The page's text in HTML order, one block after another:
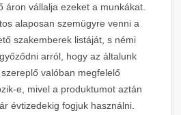
áron vállalja ezeket a munkákat.
alaposan szemügyre venni a
szakemberek listáját, s némi
arról, hogy az általunk
valóban megfelelő
e, mivel a produktumot aztán
évtizedekig fogjuk használni.